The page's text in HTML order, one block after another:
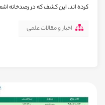
کرده اند. این کشف که در رصدخانه
اخبار و مقالات علمی